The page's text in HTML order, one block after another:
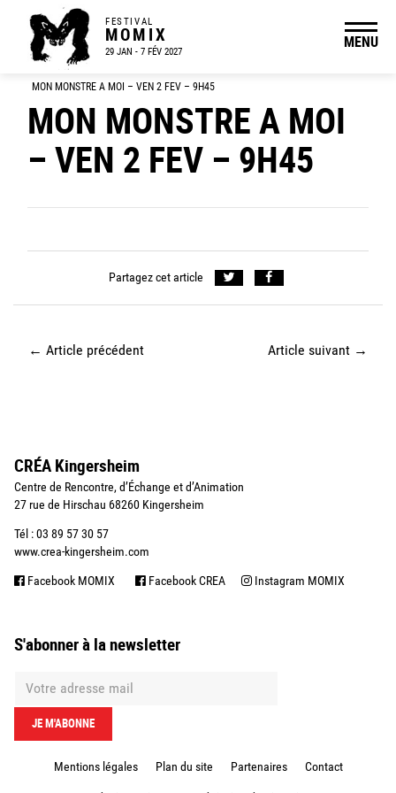
FESTIVAL
MOMIX
29 JAN - 7 FÉV 2027
MENU
MON MONSTRE A MOI – VEN 2 FEV – 9H45
MON MONSTRE A MOI
– VEN 2 FEV – 9H45
Partagez cet article
← Article précédent Article suivant →
CRÉA Kingersheim
Centre de Rencontre, d’Échange et d’Animation
27 rue de Hirschau 68260 Kingersheim
Tél : 03 89 57 30 57
www.crea-kingersheim.com
Facebook MOMIX Facebook CREA Instagram MOMIX
S'abonner à la newsletter
Mentions légales Plan du site Partenaires Contact